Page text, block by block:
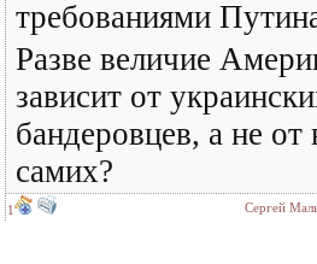
требованиями
Разве величие
зависит от
бандеровцев, а не от
самих?
1 Сергей